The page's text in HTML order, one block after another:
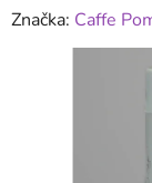
Značka: Caffe